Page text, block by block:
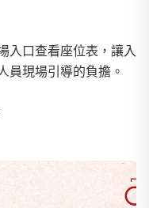
入口查看座位表，讓入
員現場引導的負擔。